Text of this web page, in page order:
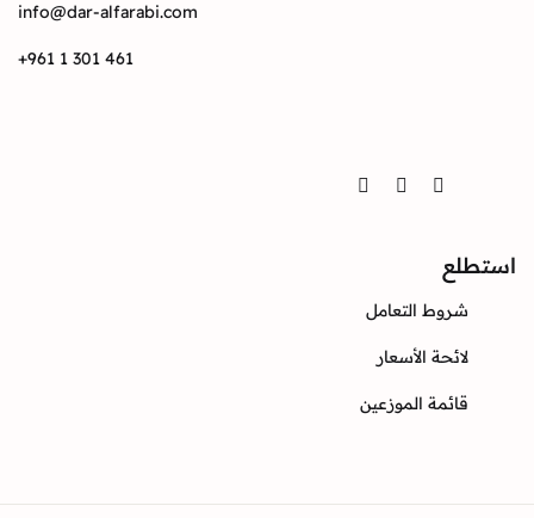
info@dar-alfarabi.com
+961 1 301 461
Facebook
Instagram
Twitter
استطلع
شروط التعامل
لائحة الأسعار
قائمة الموزعين